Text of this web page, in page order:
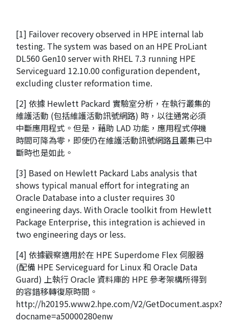
[1] Failover recovery observed in HPE internal lab
testing. The system was based on an HPE ProLiant
DL560 Gen10 server with RHEL 7.3 running HPE
Serviceguard 12.10.00 configuration dependent,
excluding cluster reformation time.
[2] 依據 Hewlett Packard 實驗室分析，在執行叢集的
維護活動 (包括維護活動訊號網路) 時，以往通常必須
中斷應用程式。但是，藉助 LAD 功能，應用程式停機
時間可降為零，即使仍在維護活動訊號網路且叢集已中
斷時也是如此。
[3] Based on Hewlett Packard Labs analysis that
shows typical manual effort for integrating an
Oracle Database into a cluster requires 30
engineering days. With Oracle toolkit from Hewlett
Package Enterprise, this integration is achieved in
two engineering days or less.
[4] 依據觀察適用於在 HPE Superdome Flex 伺服器
(配備 HPE Serviceguard for Linux 和 Oracle Data
Guard) 上執行 Oracle 資料庫的 HPE 參考架構所得到
的容錯移轉復原時間。
http://h20195.www2.hpe.com/V2/GetDocument.aspx?
docname=a50000280enw